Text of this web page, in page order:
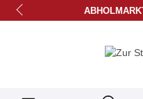
LIEFERUNG AB